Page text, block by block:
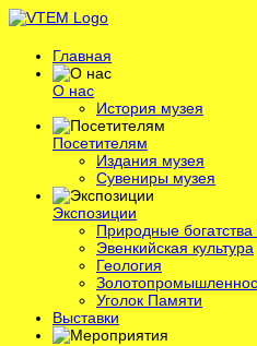
Главная
О нас
История музея
Посетителям
Издания музея
Сувениры музея
Экспозиции
Природные богатства
Эвенкийская культура
Геология
Уголок Памяти
Выставки